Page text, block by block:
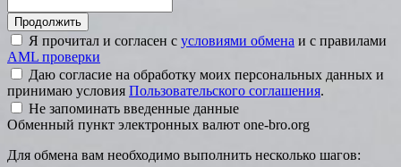
Я прочитал и согласен с условиями обмена и с правилами
AML проверки
Даю согласие на обработку моих персональных данных и
принимаю условия Пользовательского соглашения.
Не запоминать введенные данные
Обменный пункт электронных валют one-bro.org
Для обмена вам необходимо выполнить несколько шагов: